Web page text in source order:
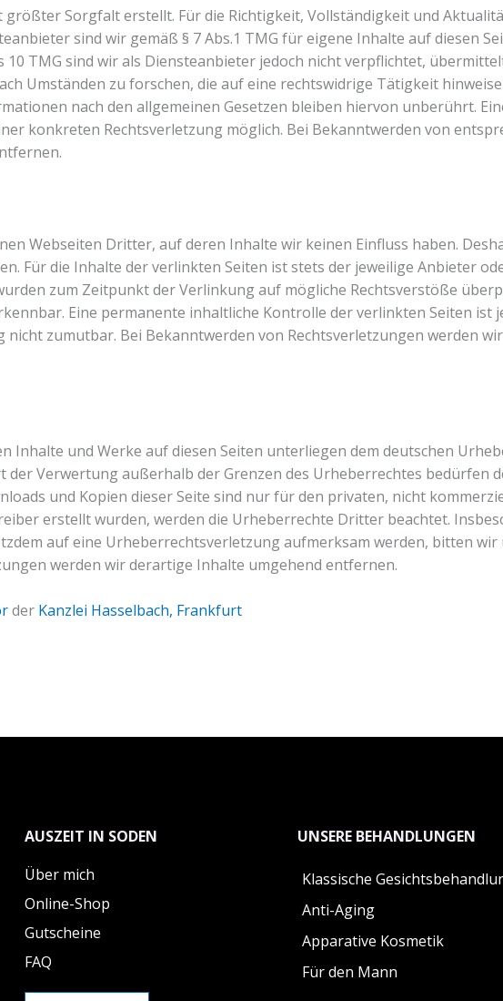
Sorgfalt erstellt. Für die Richtigkeit, Vollständigkeit und
sind wir gemäß § 7 Abs.1 TMG für eigene Inhalte auf diesen
10 TMG sind wir als Diensteanbieter jedoch nicht verpflichtet,
Umständen zu forschen, die auf eine rechtswidrige Tätigkeit
nach den allgemeinen Gesetzen bleiben hiervon unberührt.
konkreten Rechtsverletzung möglich. Bei Bekanntwerden von
Webseiten Dritter, auf deren Inhalte wir keinen Einfluss haben.
Für die Inhalte der verlinkten Seiten ist stets der jeweilige Anbieter
zum Zeitpunkt der Verlinkung auf mögliche Rechtsverstöße
Eine permanente inhaltliche Kontrolle der verlinkten Seiten ist
zumutbar. Bei Bekanntwerden von Rechtsverletzungen werden
Inhalte und Werke auf diesen Seiten unterliegen dem deutschen
Verwertung außerhalb der Grenzen des Urheberrechtes bedürfen
und Kopien dieser Seite sind nur für den privaten, nicht
erstellt wurden, werden die Urheberrechte Dritter beachtet.
auf eine Urheberrechtsverletzung aufmerksam werden, bitten
werden wir derartige Inhalte umgehend entfernen.
der Kanzlei Hasselbach, Frankfurt
AUSZEIT IN SODEN
Über mich
Online-Shop
Gutscheine
FAQ
UNSERE BEHANDLUNGEN
Klassische
Anti-Aging
Apparative Kosmetik
Für den Mann